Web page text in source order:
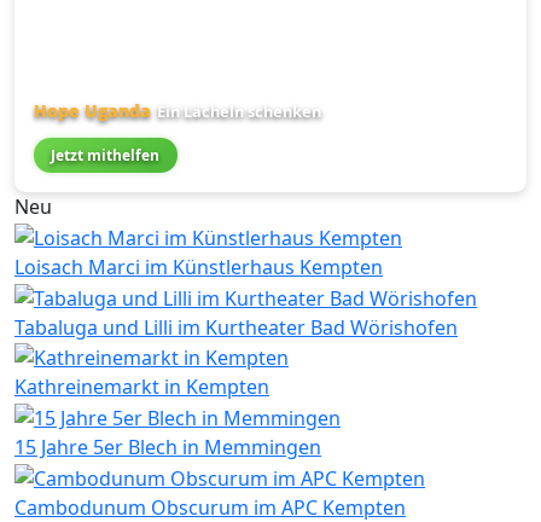
Hope Uganda Ein Lächeln schenken
Jetzt mithelfen
Neu
Loisach Marci im Künstlerhaus Kempten
Tabaluga und Lilli im Kurtheater Bad Wörishofen
Kathreinemarkt in Kempten
15 Jahre 5er Blech in Memmingen
Cambodunum Obscurum im APC Kempten